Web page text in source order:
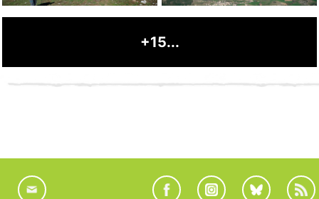
+15...